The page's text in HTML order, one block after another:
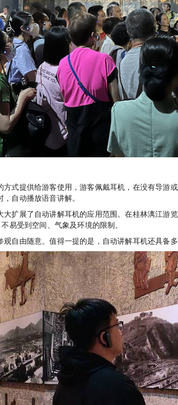
式提供给游客使用，游客佩戴耳机，在没有导游
自动播放语音讲解。
扩展了自动讲解耳机的应用范围。在桂林漓江游
易受到空间、气象及环境的限制。
自由随意。值得一提的是，自动讲解耳机还具备